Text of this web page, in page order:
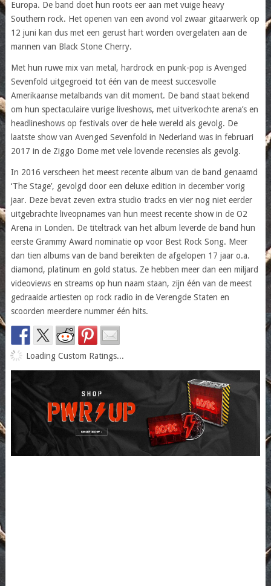
Europa. De band doet hun roots eer aan met vuige heavy
Southern rock. Het openen van een avond vol zwaar gitaarwerk op
12 juni kan dus met een gerust hart worden overgelaten aan de
mannen van Black Stone Cherry.
Met hun ruwe mix van metal, hardrock en punk-pop is Avenged
Sevenfold uitgegroeid tot één van de meest succesvolle
Amerikaanse metalbands van dit moment. De band staat bekend
om hun spectaculaire vurige liveshows, met uitverkochte arena’s en
headlineshows op festivals over de hele wereld als gevolg. De
laatste show van Avenged Sevenfold in Nederland was in februari
2017 in de Ziggo Dome met vele lovende recensies als gevolg.
In 2016 verscheen het meest recente album van de band genaamd
‘The Stage’, gevolgd door een deluxe edition in december vorig
jaar. Deze bevat zeven extra studio tracks en vier nog niet eerder
uitgebrachte liveopnames van hun meest recente show in de O2
Arena in Londen. De titeltrack van het album leverde de band hun
eerste Grammy Award nominatie op voor Best Rock Song. Meer
dan tien albums van de band bereikten de afgelopen 17 jaar o.a.
diamond, platinum en gold status. Ze hebben meer dan een miljard
videoviews en streams op hun naam staan, zijn één van de meest
gedraaide artiesten op rock radio in de Verengde Staten en
scoorden meerdere nummer één hits.
Loading Custom Ratings...